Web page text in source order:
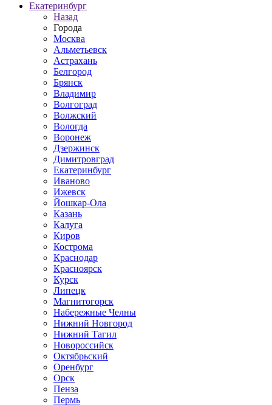
Екатеринбург
Назад
Города
Москва
Альметьевск
Астрахань
Белгород
Брянск
Владимир
Волгоград
Волжский
Вологда
Воронеж
Дзержинск
Димитровград
Екатеринбург
Иваново
Ижевск
Йошкар-Ола
Казань
Калуга
Киров
Кострома
Краснодар
Красноярск
Курск
Липецк
Магнитогорск
Набережные Челны
Нижний Новгород
Нижний Тагил
Новороссийск
Октябрьский
Оренбург
Орск
Пенза
Пермь